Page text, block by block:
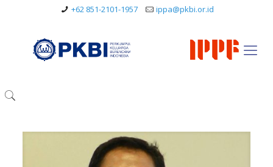
+62 851-2101-1957 ippa@pkbi.or.id